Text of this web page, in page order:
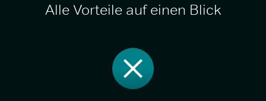
Alle Vorteile auf einen Blick